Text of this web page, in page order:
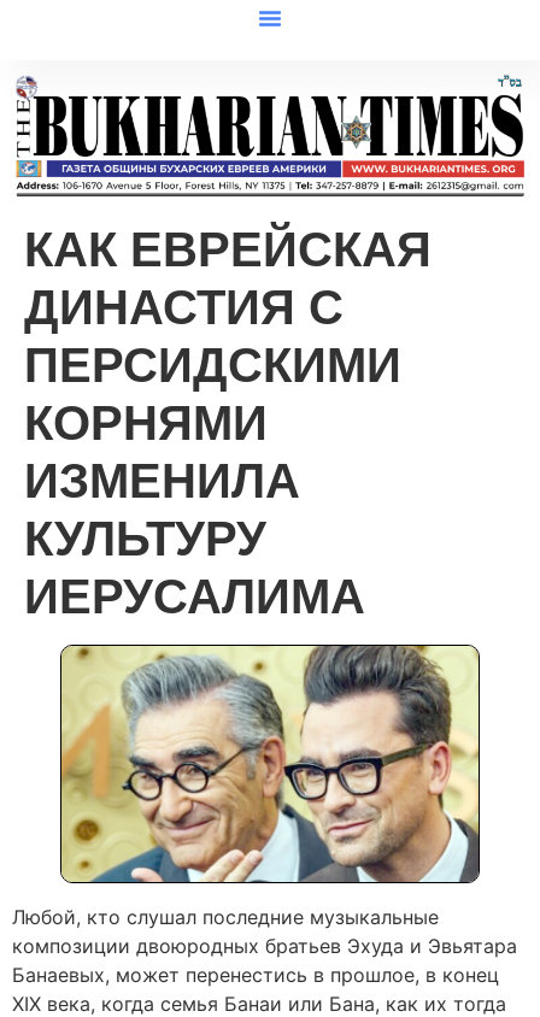
КАК ЕВРЕЙСКАЯ
ДИНАСТИЯ С
ПЕРСИДСКИМИ
КОРНЯМИ
ИЗМЕНИЛА
КУЛЬТУРУ
ИЕРУСАЛИМА
Любой, кто слушал последние музыкальные
композиции двоюродных братьев Эхуда и Эвьятара
Банаевых, может перенестись в прошлое, в конец
XIX века, когда семья Банаи или Бана, как их тогда